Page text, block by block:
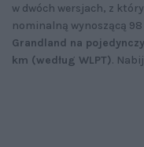
w dwóch wersjach, z
nominalną wynoszącą
Grandland na
km (według WLPT).